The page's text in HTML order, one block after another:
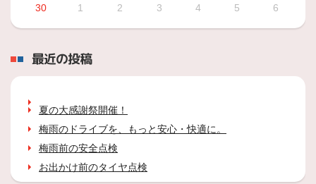
30
1 2 3 4 5 6
最近の投稿
夏の大感謝祭開催！
梅雨のドライブを、もっと安心・快適に。
梅雨前の安全点検
お出かけ前のタイヤ点検